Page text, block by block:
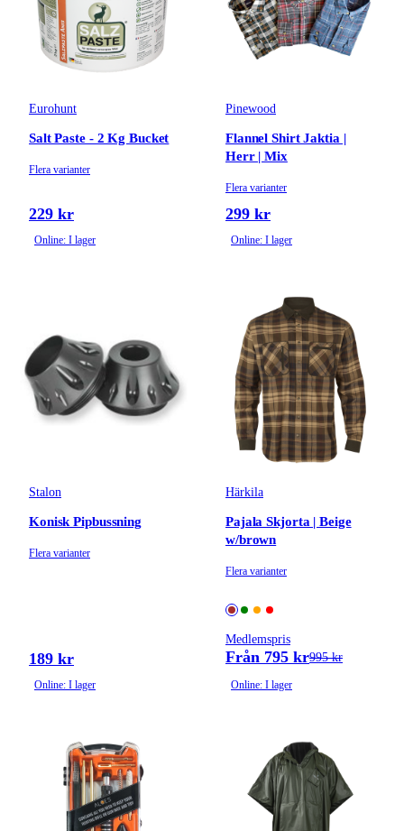
Eurohunt
Salt Paste - 2 Kg Bucket
Flera varianter
229 kr
Online: I lager
Pinewood
Flannel Shirt Jaktia |
Herr | Mix
Flera varianter
299 kr
Online: I lager
Stalon
Konisk Pipbussning
Flera varianter
189 kr
Online: I lager
Härkila
Pajala Skjorta | Beige
w/brown
Flera varianter
Medlemspris
Från 795 kr995 kr
Online: I lager